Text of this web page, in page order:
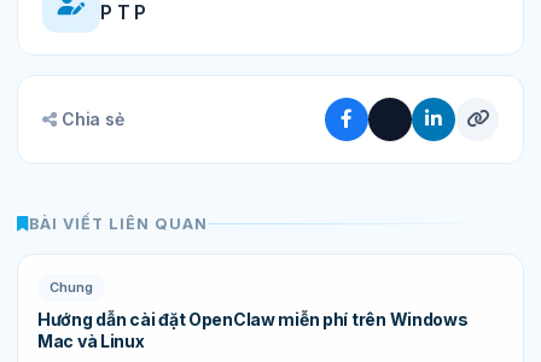
P T P
Chia sẻ
BÀI VIẾT LIÊN QUAN
Chung
Hướng dẫn cài đặt OpenClaw miễn phí trên Windows
Mac và Linux